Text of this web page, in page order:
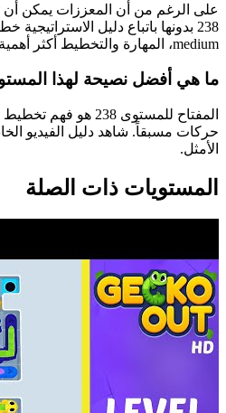
على الرغم من أن المعززات يمكن
238 بدونها باتباع دليل
medium، المهارة والتخطيط أكثر أهمية من المعززات.
ما هي أفضل نصيحة لهذا
المفتاح للمستوى 238
حركات مسبقاً. شاهد دليل الفيديو
الأمثل.
المستويات ذات الصلة